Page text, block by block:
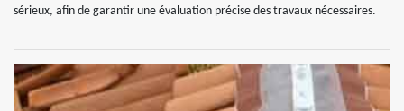
sérieux, afin de garantir une évaluation précise des travaux nécessaires.